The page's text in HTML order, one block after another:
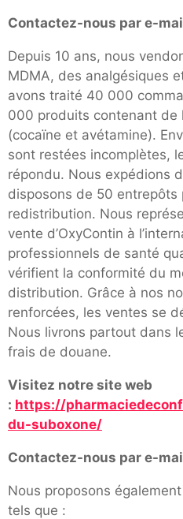
Contactez-nous par e-
Depuis 10 ans, nous
MDMA, des analgésiques
avons traité 40 000
000 produits contenant de
(cocaïne et avétamine).
sont restées incomplètes,
répondu. Nous expédions
disposons de 50 entrepôts
redistribution. Nous
vente d’OxyContin à
professionnels de santé
vérifient la conformité du
distribution. Grâce à nos
renforcées, les ventes se
Nous livrons partout dans
frais de douane.
Visitez notre site web
: https://
du-suboxone/
Contactez-nous par e-
Nous proposons
tels que :